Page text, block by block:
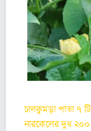
চালকুমড়া পাতা ৭ টি
নারকেলের দুধ ২০০